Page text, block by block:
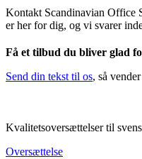
Kontakt Scandinavian Office
er her for dig, og vi svarer
Få et tilbud du bliver glad
Send din tekst til os, så
Kvalitetsoversættelser til
Oversættelse